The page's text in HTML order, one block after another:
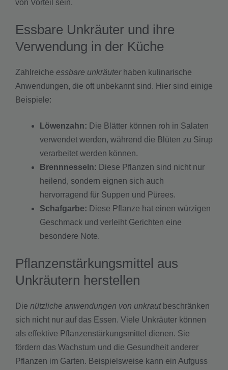
von Vorteil sein.
Essbare Unkräuter und ihre
Verwendung in der Küche
Zahlreiche essbare unkräuterhaben kulinarische
Anwendungen, die oft unbekannt sind. Hier sind einige
Beispiele:
Löwenzahn: Die Blätter können roh in Salaten
verwendet werden, während die Blüten zu Sirup
verarbeitet werden können.
Brennnesseln: Diese Pflanzen sind nicht nur
heilend, sondern eignen sich auch
hervorragend für Suppen und Pürees.
Schafgarbe: Diese Pflanze hat einen würzigen
Geschmack und verleiht Gerichten eine
besondere Note.
Pflanzenstärkungsmittel aus
Unkräutern herstellen
Die nützliche anwendungen von unkrautbeschränken
sich nicht nur auf das Essen. Viele Unkräuter können
als effektive Pflanzenstärkungsmittel dienen. Sie
fördern das Wachstum und die Gesundheit anderer
Pflanzen im Garten. Beispielsweise kann ein Aufguss